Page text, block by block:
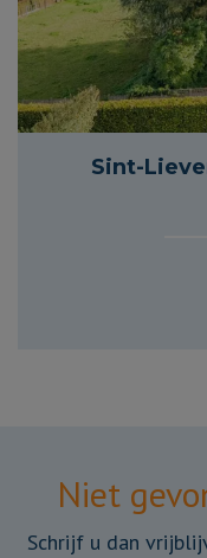
Sint-
Niet
Schrijf u dan